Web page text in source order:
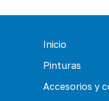
Inicio
Pinturas
Accesorios y